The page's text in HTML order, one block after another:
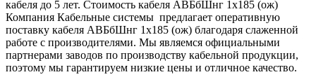
кабеля до 5 лет. Стоимость кабеля АВБбШнг 1х185 (ож)
Компания Кабельные системы предлагает оперативную
поставку кабеля АВБбШнг 1х185 (ож) благодаря слаженной
работе с производителями. Мы являемся официальными
партнерами заводов по производству кабельной продукции,
поэтому мы гарантируем низкие цены и отличное качество.